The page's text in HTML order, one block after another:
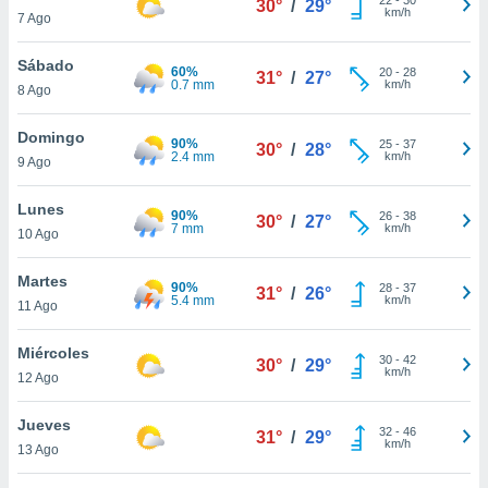
más
nuestra
y
de
disponible
cookies
aceptar
7 Ago
30° / 29°
km/h
Sábado
8 Ago
60%
0.7 mm
31° / 27° 20- 28
km/h
Domingo
9 Ago
90%
2.4 mm
30° / 28° 25- 37
km/h
Lunes
10 Ago
90%
7 mm
30° / 27° 26- 38
km/h
Martes
11 Ago
90%
5.4 mm
31° / 26° 28- 37
km/h
Miércoles
12 Ago
30° / 29° 30- 42
km/h
Jueves
13 Ago
31° / 29° 32- 46
km/h